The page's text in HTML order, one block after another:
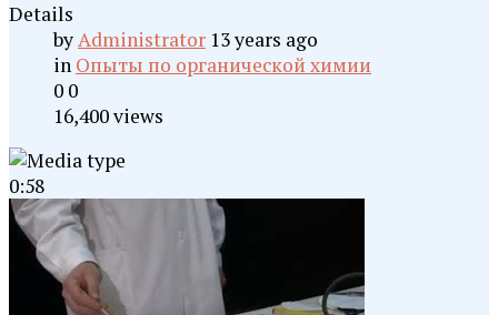
Details
byAdministrator 13 years ago
in Опыты по органической химии
0 0
16,400 views
0:58